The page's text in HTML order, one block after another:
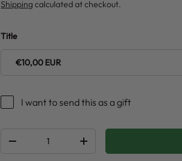
Shipping calculated at checkout.
Title
€10,00 EUR
I want to send this as a gift
DECREASE QUANTITYINCREASE QUANTITY